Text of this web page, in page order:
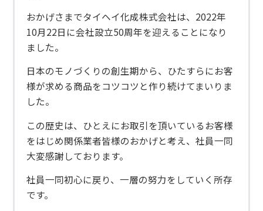
おかげさまでタイヘイ化成株式会社は、2022年
10月22日に会社設立50周年を迎えることになり
ました。
日本のモノづくりの創生期から、ひたすらにお客
様が求める商品をコツコツと作り続けてまいりま
した。
この歴史は、ひとえにお取引を頂いているお客様
をはじめ関係業者皆様のおかげと考え、社員一同
大変感謝しております。
社員一同初心に戻り、一層の努力をしていく所存
です。